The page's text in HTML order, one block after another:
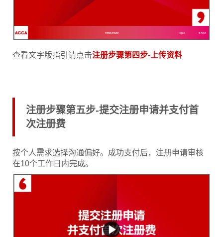
查看文字版指引请点击注册步骤第四步-上传资料
注册步骤第五步-提交注册申请并支付首
次注册费
按个人需求选择沟通偏好。成功支付后，注册申请审核
在10个工作日内完成。